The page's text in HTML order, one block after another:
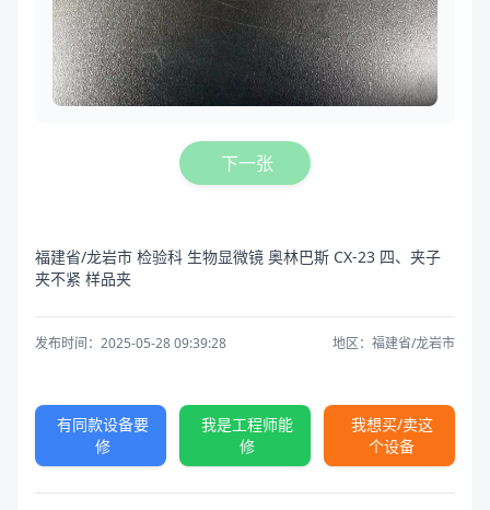
下一张
福建省/龙岩市 检验科 生物显微镜 奥林巴斯 CX-23 四、夹子
夹不紧 样品夹
发布时间：2025-05-28 09:39:28 地区：福建省/龙岩市
有同款设备要
修
我是工程师能
修
我想买/卖这
个设备